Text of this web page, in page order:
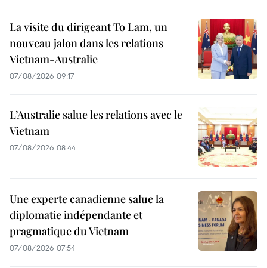
La visite du dirigeant To Lam, un
nouveau jalon dans les relations
Vietnam-Australie
07/08/2026 09:17
L’Australie salue les relations avec le
Vietnam
07/08/2026 08:44
Une experte canadienne salue la
diplomatie indépendante et
pragmatique du Vietnam
07/08/2026 07:54